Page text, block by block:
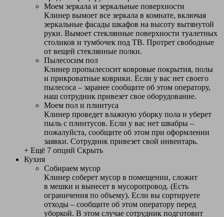
Моем зеркала и зеркальные поверхности
Клинер вымоет все зеркала в комнате, включая
зеркальные фасады шкафов на высоту вытянутой
руки. Вымоет стеклянные поверхности туалетных
столиков и тумбочек под ТВ. Протрет свободные
от вещей стеклянные полки.
Пылесосим пол
Клинер пропылесосит ковровые покрытия, полы
и прикроватные коврики. Если у вас нет своего
пылесоса – заранее сообщите об этом оператору,
наш сотрудник привезет свое оборудование.
Моем пол и плинтуса
Клинер проведет влажную уборку пола и уберет
пыль с плинтусов. Если у вас нет швабры –
пожалуйста, сообщите об этом при оформлении
заявки. Сотрудник привезет свой инвентарь.
+ Ещё 7 опций Скрыть
Кухня
Собираем мусор
Клинер соберет мусор в помещении, сложит
в мешки и вынесет в мусоропровод. (Есть
ограничения по объему). Если вы сортируете
отходы – сообщите об этом оператору перед
уборкой. В этом случае сотрудник подготовит